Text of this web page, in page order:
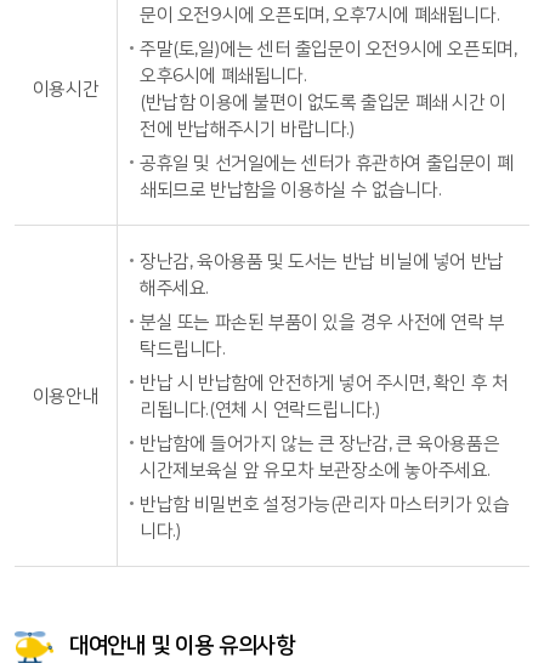
이용시간
문이 오전9시에 오픈되며, 오후7시에 폐쇄됩니다.
주말(토,일)에는 센터 출입문이 오전9시에 오픈되며,
오후6시에 폐쇄됩니다.
(반납함 이용에 불편이 없도록 출입문 폐쇄 시간 이
전에 반납해주시기 바랍니다.)
공휴일 및 선거일에는 센터가 휴관하여 출입문이 폐
쇄되므로 반납함을 이용하실 수 없습니다.
이용안내
장난감, 육아용품 및 도서는 반납 비닐에 넣어 반납
해주세요.
분실 또는 파손된 부품이 있을 경우 사전에 연락 부
탁드립니다.
반납 시 반납함에 안전하게 넣어 주시면, 확인 후 처
리됩니다.(연체 시 연락드립니다.)
반납함에 들어가지 않는 큰 장난감, 큰 육아용품은
시간제보육실 앞 유모차 보관장소에 놓아주세요.
반납함 비밀번호 설정가능(관리자 마스터키가 있습
니다.)
대여안내 및 이용 유의사항